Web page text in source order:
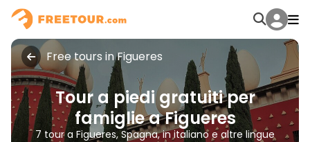
Free tours in Figueres
Tour a piedi gratuiti per
famiglie a Figueres
7 tour a Figueres, Spagna, in italiano e altre lingue